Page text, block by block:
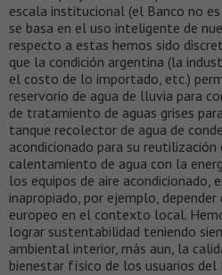
escala institucional (el Banco no
se basa en el uso inteligente de
respecto a estas hemos sido
que la condición argentina (la
el costo de lo importado, etc.)
reservorio de agua de lluvia para
de tratamiento de aguas grises
tanque recolector de agua de
acondicionado para su
calentamiento de agua con la
los equipos de aire acondicionado,
inapropiado, por ejemplo,
europeo en el contexto local.
lograr sustentabilidad teniendo
ambiental interior, más aun, la
bienestar físico de los usuarios del